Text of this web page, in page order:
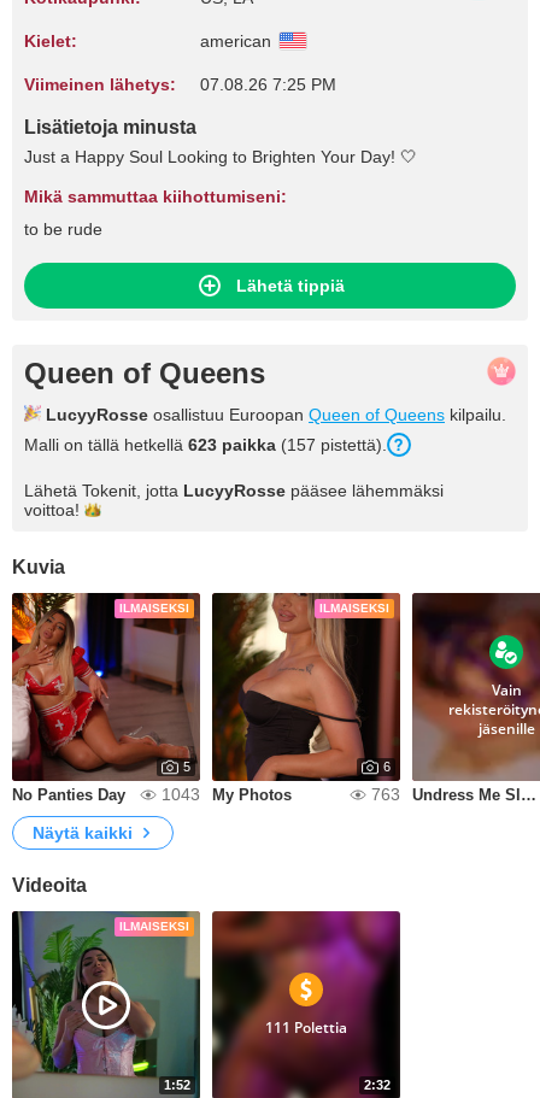
Kielet: american
Viimeinen lähetys: 07.08.26 7:25 PM
Lisätietoja minusta
Just a Happy Soul Looking to Brighten Your Day! 🤍
Mikä sammuttaa kiihottumiseni:
to be rude
Lähetä tippiä
Queen of Queens
LucyyRosse osallistuu Euroopan Queen of Queens kilpailu.
Malli on tällä hetkellä 623 paikka (157 pistettä).
Lähetä Tokenit, jotta LucyyRosse pääsee lähemmäksi
voittoa!
Kuvia
ILMAISEKSI
5
No Panties Day 1043
ILMAISEKSI
6
My Photos 763
Vain
jäsenille
Undress Me Slowly
Näytä kaikki
Videoita
ILMAISEKSI
1:52 2:32
111 Polettia